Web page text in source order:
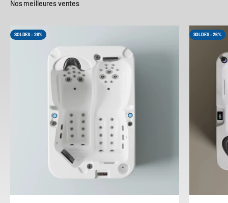
Nos meilleures ventes
SOLDES - 26% SOLDES - 26%